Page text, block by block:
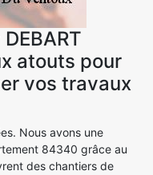
atouts pour
vos travaux
Nous avons une
84340 grâce au
des chantiers de